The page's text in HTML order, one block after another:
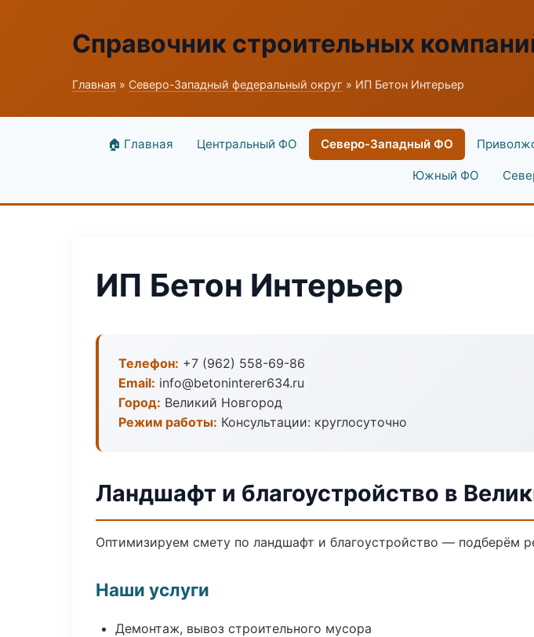
Справочник строительных
Главная » Северо-Западный федеральный округ » ИП Бетон Интерьер
🏠 Главная Центральный ФО Северо-Западный ФО
Южный ФО
ИП Бетон Интерьер
Телефон: +7 (962) 558-69-86
Email: info@betoninterer634.ru
Город: Великий Новгород
Режим работы: Консультации: круглосуточно
Ландшафт и благоустройство в
Оптимизируем смету по ландшафт и благоустройство — подберём
Наши услуги
Демонтаж, вывоз строительного мусора